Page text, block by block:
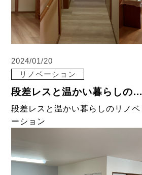
2024/01/20
リノベーション
段差レスと温かい暮らしのリノベーション
段差レスと温かい暮らしのリノベ
ーション